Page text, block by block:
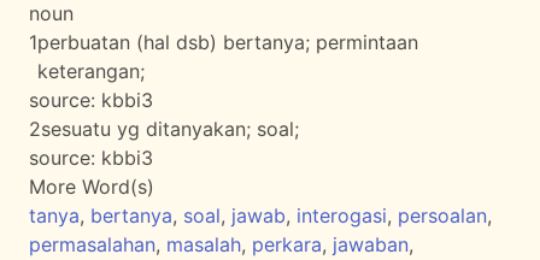
noun
1perbuatan (hal dsb) bertanya; permintaan
keterangan;
source: kbbi3
2sesuatu yg ditanyakan; soal;
source: kbbi3
More Word(s)
tanya, bertanya, soal, jawab, interogasi, persoalan,
permasalahan, masalah, perkara, jawaban,